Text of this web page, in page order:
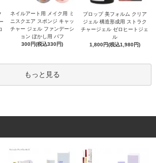
ネイルアート用 メイク用 ミ
ニスクエア スポンジ キャッ
チャー ジェル ファンデーシ
ョン ぼかし用 パフ
300円(税込330円)
プロップ 美フォルム クリア
ジェル 構造形成用 ストラク
チャージェル ゼロヒートジェ
ル
1,800円(税込1,980円)
もっと見る